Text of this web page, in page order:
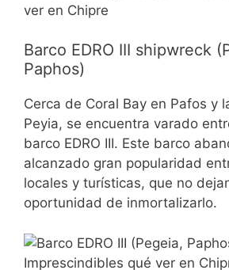
Barco EDRO III shipwreck
Paphos)
Cerca de Coral Bay en Pafos y
Peyia, se encuentra varado
barco EDRO III. Este barco
alcanzado gran popularidad
locales y turísticas, que no
oportunidad de inmortalizarlo.